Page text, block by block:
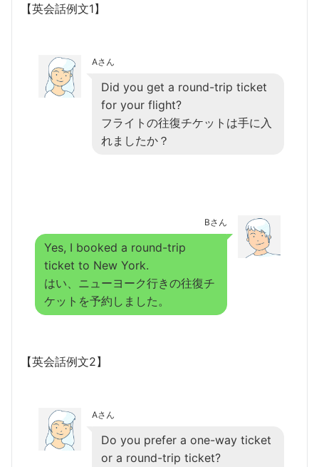
【英会話例文1】
Aさん
Did you get a round-trip ticket
for your flight?
フライトの往復チケットは手に入
れましたか？
Bさん
Yes, I booked a round-trip
ticket to New York.
はい、ニューヨーク行きの往復チ
ケットを予約しました。
【英会話例文2】
Aさん
Do you prefer a one-way ticket
or a round-trip ticket?